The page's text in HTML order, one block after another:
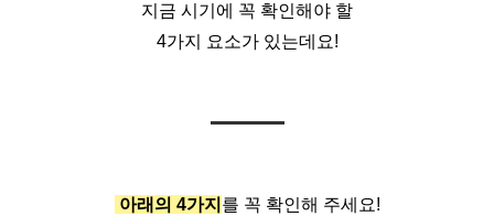
지금 시기에 꼭 확인해야 할
4가지 요소가 있는데요!
아래의 4가지 를 꼭 확인해 주세요!